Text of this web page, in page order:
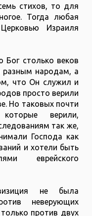
стихов, то для
Тогда любая
Израиля
Бог столько веков
разным народам, а
что Он служил и
просто верили
Но таковых почти
верили,
так же,
Господа как
и хотели быть
еврейского
не была
неверующих
против двух